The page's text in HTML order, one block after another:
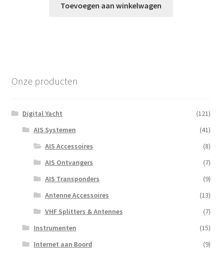
Toevoegen aan winkelwagen
Onze producten
Digital Yacht
(121)
AIS Systemen
(41)
AIS Accessoires
(8)
AIS Ontvangers
(7)
AIS Transponders
(9)
Antenne Accessoires
(13)
VHF Splitters & Antennes
(7)
Instrumenten
(15)
Internet aan Boord
(9)